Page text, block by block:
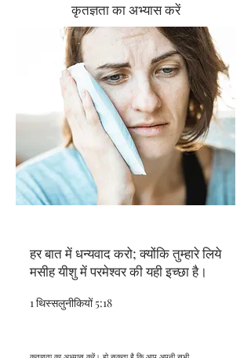
कृतज्ञता का अभ्यास करें
हर बात में धन्यवाद करो; क्योंकि तुम्हारे लिये
मसीह यीशु में परमेश्वर की यही इच्छा है।
1 थिस्सलुनीकियों 5:18